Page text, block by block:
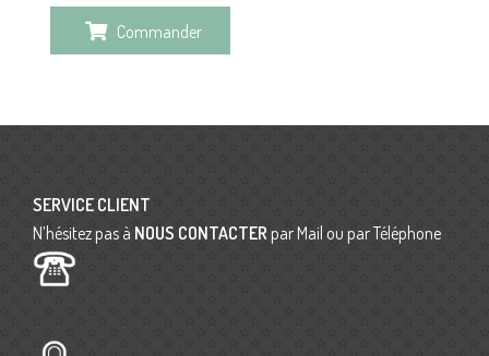
Commander
SERVICE CLIENT
N’hésitez pas à NOUS CONTACTER par Mail ou par Téléphone